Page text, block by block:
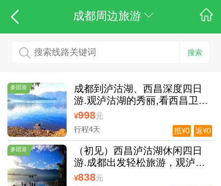
成都周边旅游
搜索
参团游
成都到泸沽湖、西昌深度四日
游.观泸沽湖的秀丽,看西昌卫星
城
¥998元
行程4天
返¥0
抵¥0
参团游
（初见）西昌泸沽湖休闲四日
游.成都出发轻松旅游，观泸沽
湖秀美风光
¥838元